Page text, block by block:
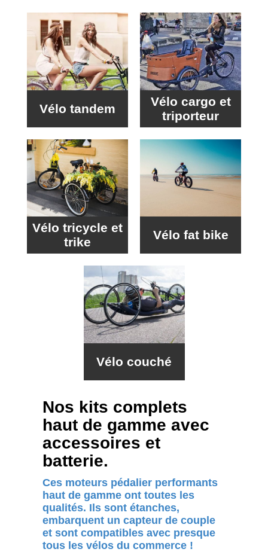
Vélo tandem
Vélo cargo et
triporteur
Vélo tricycle et
trike
Vélo fat bike
Vélo couché
Nos kits complets
haut de gamme avec
accessoires et
batterie.
Ces moteurs pédalier performants
haut de gamme ont toutes les
qualités. Ils sont étanches,
embarquent un capteur de couple
et sont compatibles avec presque
tous les vélos du commerce !